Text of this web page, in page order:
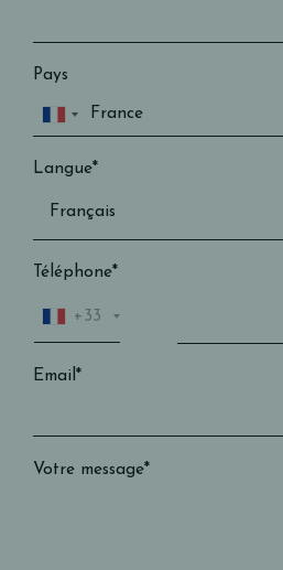
Pays
Langue*
Téléphone*
+33
Email*
Votre message*